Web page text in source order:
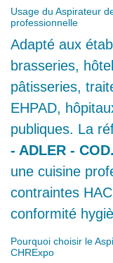
un brief
Usage du Aspirateur
professionnelle
Adapté aux
restaurants,
boulangeries,
cantines
cliniques,
référence
COD.Ede
cuisine
contraintes
conformité